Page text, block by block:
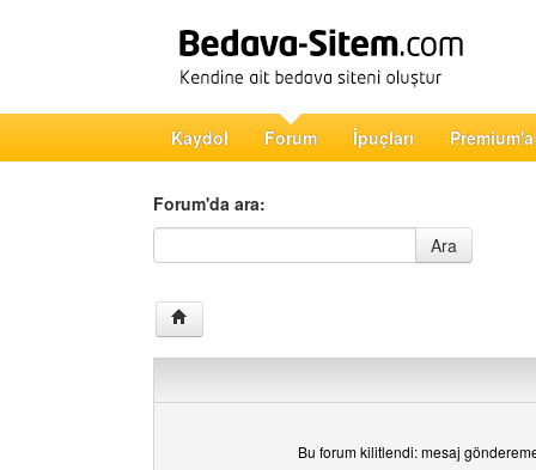
Kaydol Forum İpuçları
Forum'da ara:
Forum'da ara
Ara
Bu forum kilitlendi: mesaj